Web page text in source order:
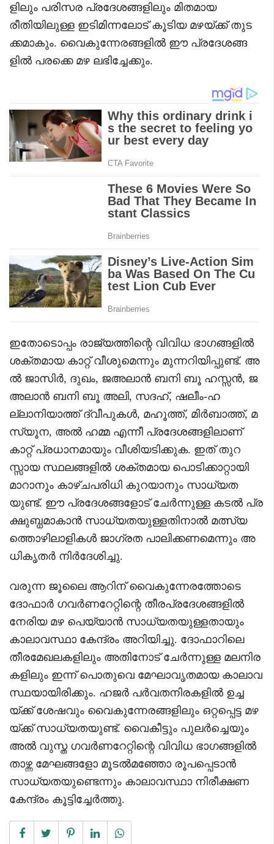
ളിലും പരിസര പ്രദേശങ്ങളിലും മിതമായ
രീതിയിലുള്ള ഇടിമിന്നലോട് കൂടിയ മഴയ്ക്ക് തുട
ക്കമാകും. വൈകുന്നേരങ്ങളിൽ ഈ പ്രദേശങ്ങ
ളിൽ പരക്കെ മഴ ലഭിച്ചേക്കും.
ഇതോടൊപ്പം രാജ്യത്തിന്റെ വിവിധ ഭാഗങ്ങളിൽ
ശക്തമായ കാറ്റ് വീശുമെന്നും മുന്നറിയിപ്പുണ്ട്. അ
ൽ ജാസിർ, ദുഖം, ജഅലാൻ ബനി ബൂ ഹസ്സൻ, ജ
അലാൻ ബനി ബൂ അലി, സദഹ്, ഷലീം-ഹ
ല്ലാനിയാത്ത് ദ്വീപുകൾ, മഹൂത്ത്, മിർബാത്ത്, മ
സ്യൂന, അൽ ഹമ്മ എന്നീ പ്രദേശങ്ങളിലാണ്
കാറ്റ് പ്രധാനമായും വീശിയടിക്കുക. ഇത് തുറ
സ്സായ സ്ഥലങ്ങളിൽ ശക്തമായ പൊടിക്കാറ്റായി
മാറാനും കാഴ്ചപരിധി കുറയാനും സാധ്യത
യുണ്ട്. ഈ പ്രദേശങ്ങളോട് ചേർന്നുള്ള കടൽ പ്ര
ക്ഷുബ്ധമാകാൻ സാധ്യതയുള്ളതിനാൽ മത്സ്യ
ത്തൊഴിലാളികൾ ജാഗ്രത പാലിക്കണമെന്നും അ
ധികൃതർ നിർ​ദേശിച്ചു.
വരുന്ന ജൂലൈ ആറിന് വൈകുന്നേരത്തോടെ
ദോഫാർ ഗവർണറേറ്റിന്റെ തീരപ്രദേശങ്ങളിൽ
നേരിയ മഴ പെയ്യാൻ സാധ്യതയുള്ളതായും
കാലാവസ്ഥാ കേന്ദ്രം അറിയിച്ചു. ദോഫാറിലെ
തീരമേഖലകളിലും അതിനോട് ചേർന്നുള്ള മലനിര
കളിലും ഇന്ന് പൊതുവെ മേഘാവൃതമായ കാലാവ
സ്ഥയായിരിക്കും. ഹജർ പർവതനിരകളിൽ ഉച്ച
യ്ക്ക് ശേഷവും വൈകുന്നേരങ്ങളിലും ഒറ്റപ്പെട്ട മഴ
യ്ക്ക് സാധ്യതയുണ്ട്. വൈകീട്ടും പുലർച്ചെയും
അൽ വുസ്ത ഗവർണറേറ്റിന്റെ വിവിധ ഭാഗങ്ങളിൽ
താഴ്ന്ന മേഘങ്ങളോ മൂടൽമഞ്ഞോ രൂപപ്പെടാൻ
സാധ്യതയുണ്ടെന്നും കാലാവസ്ഥാ നിരീക്ഷണ
കേന്ദ്രം കൂട്ടിച്ചേർത്തു.